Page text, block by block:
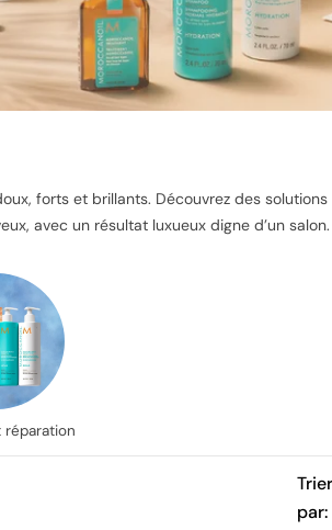
forts et brillants. Découvrez des
avec un résultat luxueux digne d’un salon.
Trier
par: